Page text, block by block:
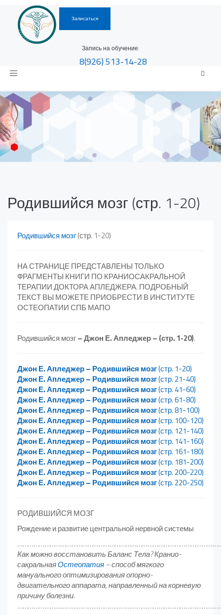
Записаться
Запись на обучение:
8(926)513-14-28
Toggle
Родившийся мозг (стр. 1-20)
Родившийся мозг(стр. 1-20)
НА СТРАНИЦЕ ПРЕДСТАВЛЕНЫ ТОЛЬКО
ФРАГМЕНТЫ КНИГИ ПО КРАНИОСАКРАЛЬНОЙ
ТЕРАПИИ ДОКТОРА АПЛЕДЖЕРА. ПОДРОБНЫЙ
ТЕКСТ ВЫ МОЖЕТЕ ПРИОБРЕСТИ В ИНСТИТУТЕ
ОСТЕОПАТИИ СПБ МАПО
Родившийся мозг– Джон Е. Апледжер – (стр. 1-20).
Джон Е. Апледжер – Родившийся мозг(стр. 1-20)
Джон Е. Апледжер – Родившийся мозг(стр. 21-40)
Джон Е. Апледжер – Родившийся мозг(стр. 41-60)
Джон Е. Апледжер – Родившийся мозг(стр. 61-80)
Джон Е. Апледжер – Родившийся мозг(стр. 81-100)
Джон Е. Апледжер – Родившийся мозг(стр. 100-120)
Джон Е. Апледжер – Родившийся мозг(стр. 121-140)
Джон Е. Апледжер – Родившийся мозг(стр. 141-160)
Джон Е. Апледжер – Родившийся мозг(стр. 161-180)
Джон Е. Апледжер – Родившийся мозг(стр. 181-200)
Джон Е. Апледжер – Родившийся мозг(стр. 200-220)
Джон Е. Апледжер – Родившийся мозг(стр. 220-250)
РОДИВШИЙСЯ МОЗГ
Рождение и развитие центральной нервной системы
Как можно восстановить Баланс Тела? Кранио-
сакральнаяОстеопатия– способ мягкого
мануального оптимизирования опорно-
двигательного аппарата, направленный на корневую
причину болезни.